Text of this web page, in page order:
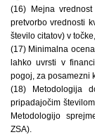
(16) Mejna
pretvorbo vrednosti
število citatov) v
(17) Minimalna
lahko uvrsti v
pogoj, za posamezni
(18) Metodologija
pripadajočim
Metodologijo
ZSA).